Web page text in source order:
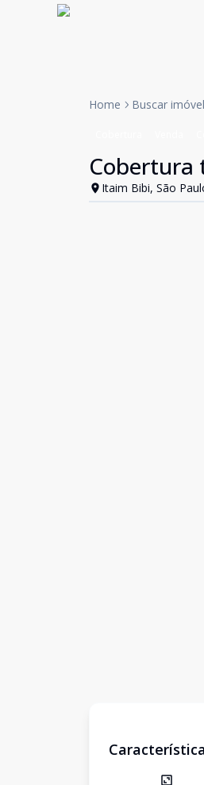
Home Buscar imóvel
Cobertura
Itaim Bibi, São